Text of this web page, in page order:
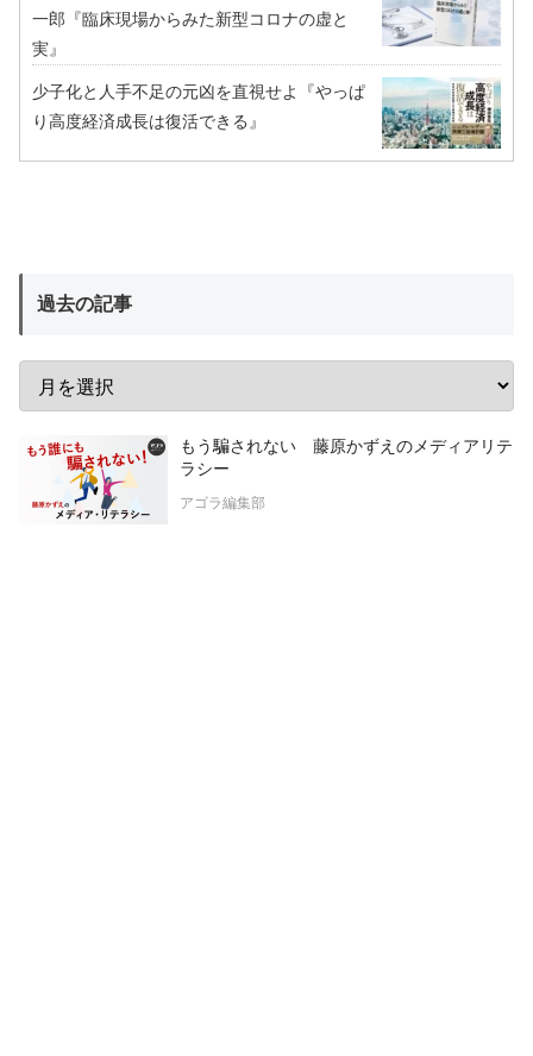
一郎『臨床現場からみた新型コロナの虚と
実』
少子化と人手不足の元凶を直視せよ『やっぱ
り高度経済成長は復活できる』
過去の記事
もう騙されない 藤原かずえのメディアリテ
ラシー
アゴラ編集部